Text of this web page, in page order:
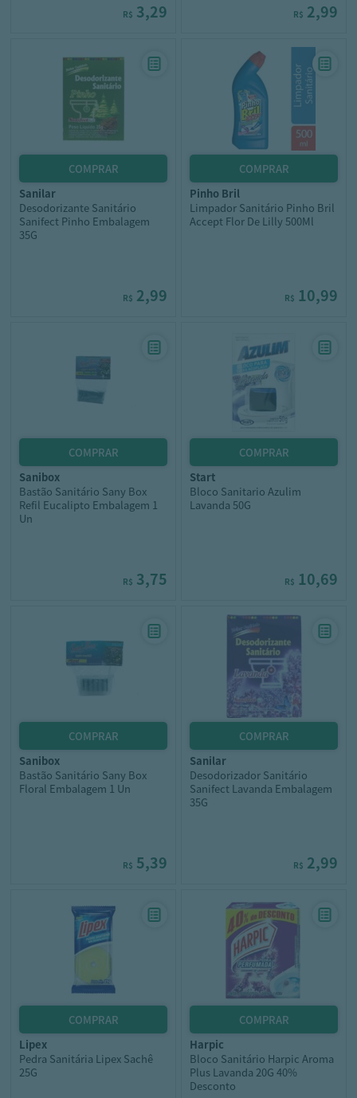
R$ 3,29 R$ 2,99
sanilar
Desodorizante Sanitário
Sanifect Pinho Embalagem
35G
R$ 2,99
pinho bril
Limpador Sanitário Pinho Bril
Accept Flor De Lilly 500Ml
R$ 10,99
sanibox
Bastão Sanitário Sany Box
Refil Eucalipto Embalagem 1
Un
R$ 3,75
start
Bloco Sanitario Azulim
Lavanda 50G
R$ 10,69
sanibox
Bastão Sanitário Sany Box
Floral Embalagem 1 Un
R$ 5,39
sanilar
Desodorizador Sanitário
Sanifect Lavanda Embalagem
35G
R$ 2,99
lipex
Pedra Sanitária Lipex Sachê
25G
harpic
Bloco Sanitário Harpic Aroma
Plus Lavanda 20G 40%
Desconto